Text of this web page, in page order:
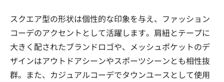
スクエア型の形状は個性的な印象を与え、ファッション
コーデのアクセントとして活躍します。肩紐とテープに
大きく配されたブランドロゴや、メッシュポケットのデ
ザインはアウトドアシーンやスポーツシーンとも相性抜
群。また、カジュアルコーデでタウンユースとして使用